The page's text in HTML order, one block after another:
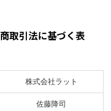
取引法に基づく表
株式会社ラット
佐藤降司